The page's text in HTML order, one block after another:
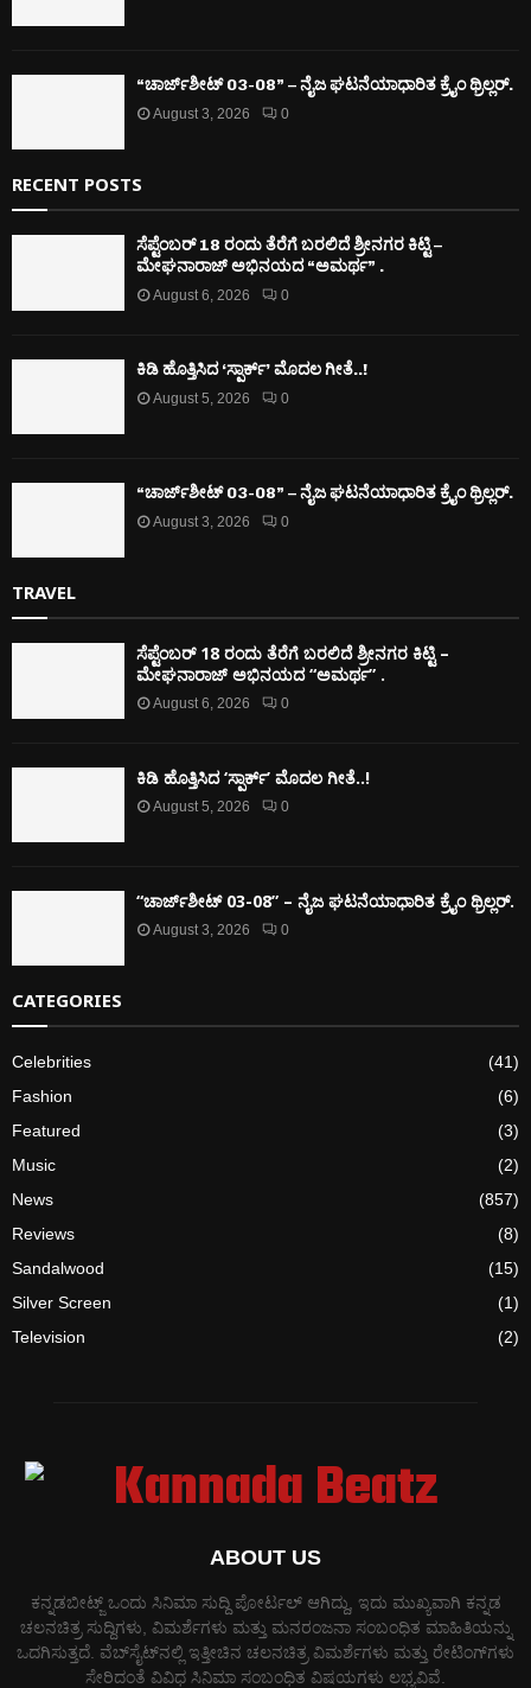
“ಚಾರ್ಜ್‌ಶೀಟ್ 03-08” – ನೈಜ ಘಟನೆಯಾಧಾರಿತ ಕ್ರೈಂ ಥ್ರಿಲ್ಲರ್.
August 3, 2026 0
RECENT POSTS
ಸೆಪ್ಟೆಂಬರ್ 18 ರಂದು ತೆರೆಗೆ ಬರಲಿದೆ ಶ್ರೀನಗರ ಕಿಟ್ಟಿ –
ಮೇಘನಾರಾಜ್ ಅಭಿನಯದ “ಅಮರ್ಥ” .
August 6, 2026 0
ಕಿಡಿ‌‌ ಹೊತ್ತಿಸಿದ ‘ಸ್ಪಾರ್ಕ್’ ಮೊದಲ‌ ಗೀತೆ..!
August 5, 2026 0
“ಚಾರ್ಜ್‌ಶೀಟ್ 03-08” – ನೈಜ ಘಟನೆಯಾಧಾರಿತ ಕ್ರೈಂ ಥ್ರಿಲ್ಲರ್.
August 3, 2026 0
TRAVEL
ಸೆಪ್ಟೆಂಬರ್ 18 ರಂದು ತೆರೆಗೆ ಬರಲಿದೆ ಶ್ರೀನಗರ ಕಿಟ್ಟಿ –
ಮೇಘನಾರಾಜ್ ಅಭಿನಯದ “ಅಮರ್ಥ” .
August 6, 2026 0
ಕಿಡಿ‌‌ ಹೊತ್ತಿಸಿದ ‘ಸ್ಪಾರ್ಕ್’ ಮೊದಲ‌ ಗೀತೆ..!
August 5, 2026 0
“ಚಾರ್ಜ್‌ಶೀಟ್ 03-08” – ನೈಜ ಘಟನೆಯಾಧಾರಿತ ಕ್ರೈಂ ಥ್ರಿಲ್ಲರ್.
August 3, 2026 0
CATEGORIES
Celebrities
(41)
Fashion
(6)
Featured
(3)
Music
(2)
News
(857)
Reviews
(8)
Sandalwood
(15)
Silver Screen
(1)
Television
(2)
ABOUT US
ಕನ್ನಡಬೀಟ್ಜ್ ಒಂದು ಸಿನಿಮಾ ಸುದ್ದಿ ಪೋರ್ಟಲ್ ಆಗಿದ್ದು, ಇದು ಮುಖ್ಯವಾಗಿ ಕನ್ನಡ
ಚಲನಚಿತ್ರ ಸುದ್ದಿಗಳು, ವಿಮರ್ಶೆಗಳು ಮತ್ತು ಮನರಂಜನಾ ಸಂಬಂಧಿತ ಮಾಹಿತಿಯನ್ನು
ಒದಗಿಸುತ್ತದೆ. ವೆಬ್‌ಸೈಟ್‌ನಲ್ಲಿ ಇತ್ತೀಚಿನ ಚಲನಚಿತ್ರ ವಿಮರ್ಶೆಗಳು ಮತ್ತು ರೇಟಿಂಗ್‌ಗಳು
ಸೇರಿದಂತೆ ವಿವಿಧ ಸಿನಿಮಾ ಸಂಬಂಧಿತ ವಿಷಯಗಳು ಲಭ್ಯವಿವೆ.